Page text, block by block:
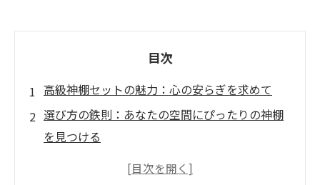
目次
高級神棚セットの魅力：心の安らぎを求めて
選び方の鉄則：あなたの空間にぴったりの神棚
を見つける
職人技が光る！厳選された素材とデザインの秘